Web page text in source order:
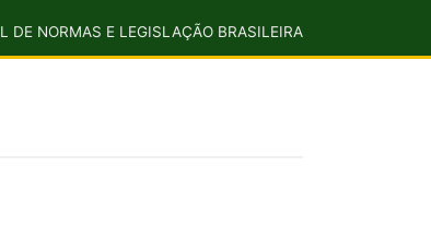
DE NORMAS E LEGISLAÇÃO BRASILEIRA